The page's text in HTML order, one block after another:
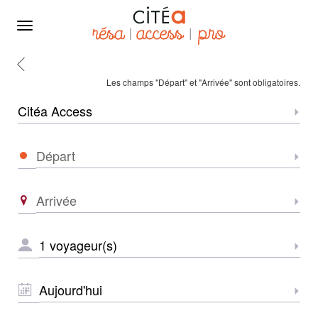
Menu
Les champs "Départ" et "Arrivée" sont obligatoires.
Zone
Départ
Arrivée
NOMBRE
DE
*DATE
*